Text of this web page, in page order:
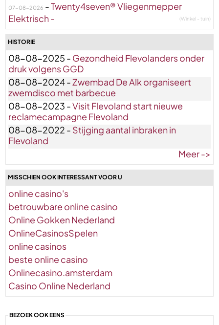
07-08-2026 -Twenty4seven® Vliegenmepper
Elektrisch -
(Winkel - tuin)
HISTORIE
08-08-2025 - Gezondheid Flevolanders onder
druk volgens GGD
08-08-2024 -Zwembad De Alk organiseert
zwemdisco met barbecue
08-08-2023 -Visit Flevoland start nieuwe
reclamecampagne Flevoland
08-08-2022 - Stijging aantal inbraken in
Flevoland
Meer ->
MISSCHIEN OOK INTERESSANT VOOR U
online casino's
betrouwbare online casino
Online Gokken Nederland
OnlineCasinosSpelen
online casinos
beste online casino
Onlinecasino.amsterdam
Casino Online Nederland
BEZOEK OOK EENS